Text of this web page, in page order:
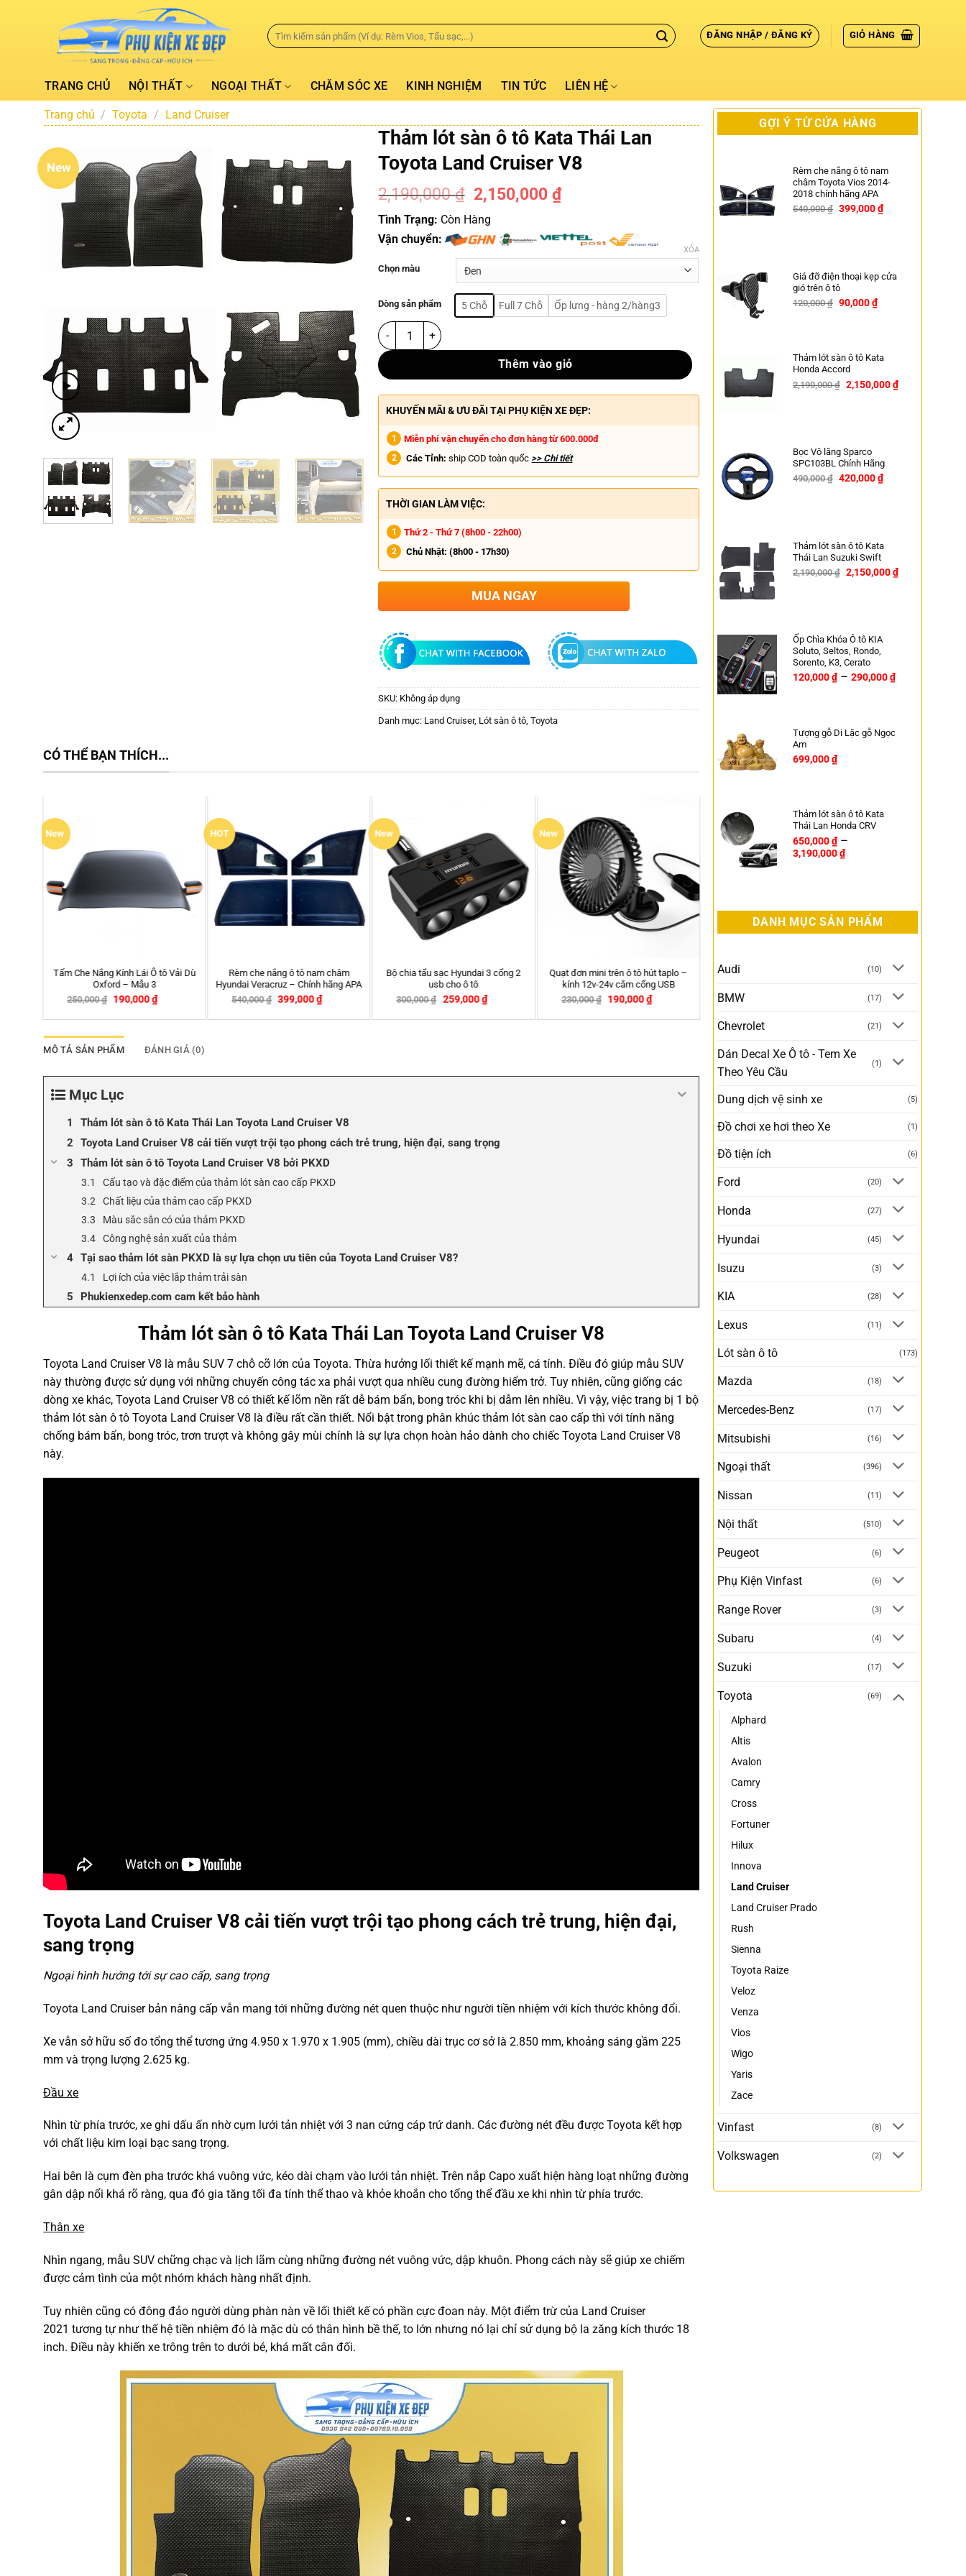
ĐĂNG NHẬP / ĐĂNG KÝ GIỎ HÀNG
TRANG CHỦ NỘI THẤT NGOẠI THẤT CHĂM SÓC XE KINH NGHIỆM TIN TỨC LIÊN HỆ
Trang chủ / Toyota / Land Cruiser
New
Thảm lót sàn ô tô Kata Thái Lan
Toyota Land Cruiser V8
2,190,000₫ 2,150,000₫
Tình Trạng: Còn Hàng
Vận chuyển:
Chọn màu
Dòng sản phẩm 5 Chỗ Full 7 Chỗ Ốp lưng - hàng 2/hàng3
XÓA
Thêm vào giỏ
KHUYẾN MÃI & ƯU ĐÃI TẠI PHỤ KIỆN XE ĐẸP:
Miễn phí vận chuyển cho đơn hàng từ 600.000đ
Các Tỉnh: ship COD toàn quốc >> Chi tiết
THỜI GIAN LÀM VIỆC:
Thứ 2 - Thứ 7 (8h00 - 22h00)
Chủ Nhật: (8h00 - 17h30)
MUA NGAY
SKU: Không áp dụng
Danh mục: Land Cruiser, Lót sàn ô tô ,Toyota
CÓ THỂ BẠN THÍCH...
Rèm che nắng ô tô nam châm
Vinfast E34 – Chính hãng APA
350,000₫ – 399,000₫
Thảm chống nóng taplo xe SUZUKI
260,000₫ –
Rèm che nắng ô tô nam châm
Hyundai Veracruz – Chính hãng APA
₫ 399,000 ₫ -26%
Bộ chia tẩu sạc Hyundai 3 cổng 2
usb cho ô tô
₫ 259,000 ₫ -14%
New
Quạt đơn mini trên ô tô hút taplo –
kính 12v-24v cắm cổng USB
₫ 190,000 ₫ -17%
MÔ TẢ SẢN PHẨM ĐÁNH GIÁ (0)
Mục Lục
Thảm lót sàn ô tô Kata Thái Lan Toyota Land Cruiser V8
Toyota Land Cruiser V8 cải tiến vượt trội tạo phong cách trẻ trung, hiện đại, sang trọng
Thảm lót sàn ô tô Toyota Land Cruiser V8 bởi PKXD
Cấu tạo và đặc điểm của thảm lót sàn cao cấp PKXD
Chất liệu của thảm cao cấp PKXD
Màu sắc sẵn có của thảm PKXD
Công nghệ sản xuất của thảm
Tại sao thảm lót sàn PKXD là sự lựa chọn ưu tiên của Toyota Land Cruiser V8?
Lợi ích của việc lắp thảm trải sàn
Phukienxedep.com cam kết bảo hành
Thảm lót sàn ô tô Kata Thái Lan Toyota Land Cruiser V8
Toyota Land Cruiser V8 là mẫu SUV 7 chỗ cỡ lớn của Toyota. Thừa hưởng lối thiết kế mạnh mẽ, cá tính. Điều đó giúp mẫu SUV
này thường được sử dụng với những chuyến công tác xa phải vượt qua nhiều cung đường hiểm trở. Tuy nhiên, cũng giống các
dòng xe khác, Toyota Land Cruiser V8 có thiết kế lõm nền rất dễ bám bẩn, bong tróc khi bị dẫm lên nhiều. Vì vậy, việc trang bị 1 bộ
thảm lót sàn ô tô Toyota Land Cruiser V8 là điều rất cần thiết. Nổi bật trong phân khúc thảm lót sàn cao cấp thì với tính năng
chống bám bẩn, bong tróc, trơn trượt và không gây mùi chính là sự lựa chọn hoàn hảo dành cho chiếc Toyota Land Cruiser V8
này.
Toyota Land Cruiser V8 cải tiến vượt trội tạo phong cách trẻ trung, hiện đại,
sang trọng
Ngoại hình hướng tới sự cao cấp, sang trọng
Toyota Land Cruiser bản nâng cấp vẫn mang tới những đường nét quen thuộc như người tiền nhiệm với kích thước không đổi.
Xe vẫn sở hữu số đo tổng thể tương ứng 4.950 x 1.970 x 1.905 (mm), chiều dài trục cơ sở là 2.850 mm, khoảng sáng gầm 225
mm và trọng lượng 2.625 kg.
Đầu xe
Nhìn từ phía trước, xe ghi dấu ấn nhờ cụm lưới tản nhiệt với 3 nan cứng cáp trứ danh. Các đường nét đều được Toyota kết hợp
với chất liệu kim loại bạc sang trọng.
Hai bên là cụm đèn pha trước khá vuông vức, kéo dài chạm vào lưới tản nhiệt. Trên nắp Capo xuất hiện hàng loạt những đường
gân dập nổi khá rõ ràng, qua đó gia tăng tối đa tính thể thao và khỏe khoắn cho tổng thể đầu xe khi nhìn từ phía trước.
Thân xe
Nhìn ngang, mẫu SUV chững chạc và lịch lãm cùng những đường nét vuông vức, dập khuôn. Phong cách này sẽ giúp xe chiếm
được cảm tình của một nhóm khách hàng nhất định.
Tuy nhiên cũng có đông đảo người dùng phàn nàn về lối thiết kế có phần cực đoan này. Một điểm trừ của Land Cruiser
2021 tương tự như thế hệ tiền nhiệm đó là mặc dù có thân hình bề thế, to lớn nhưng nó lại chỉ sử dụng bộ la zăng kích thước 18
inch. Điều này khiến xe trông trên to dưới bé, khá mất cân đối.
GỢI Ý TỪ CỬA HÀNG
Rèm che nắng ô tô nam
châm Toyota Vios 2014-
2018 chính hãng APA
540,000₫ 399,000₫
Giá đỡ điện thoại kẹp cửa
gió trên ô tô
120,000₫ 90,000₫
Thảm lót sàn ô tô Kata
Honda Accord
2,190,000₫ 2,150,000₫
Bọc Vô lăng Sparco
SPC103BL Chính Hãng
490,000₫ 420,000₫
Thảm lót sàn ô tô Kata
Thái Lan Suzuki Swift
2,190,000₫ 2,150,000₫
Ốp Chìa Khóa Ô tô KIA
Soluto, Seltos, Rondo,
Sorento, K3, Cerato
120,000₫ – 290,000₫
Tượng gỗ Di Lặc gỗ Ngọc
Am
699,000₫
Thảm lót sàn ô tô Kata
Thái Lan Honda CRV
650,000₫ –
3,190,000₫
DANH MỤC SẢN PHẨM
Audi (10)
BMW (17)
Chevrolet (21)
Dán Decal Xe Ô tô - Tem Xe
Theo Yêu Cầu
(1)
Dung dịch vệ sinh xe (5)
Đồ chơi xe hơi theo Xe (1)
Đồ tiện ích (6)
Ford (20)
Honda (27)
Hyundai (45)
Isuzu (3)
KIA (28)
Lexus (11)
Lót sàn ô tô (173)
Mazda (18)
Mercedes-Benz (17)
Mitsubishi (16)
Ngoại thất (396)
Nissan (11)
Nội thất (510)
Peugeot (6)
Phụ Kiện Vinfast (6)
Range Rover (3)
Subaru (4)
Suzuki (17)
Toyota (69)
Alphard
Altis
Avalon
Camry
Cross
Fortuner
Hilux
Innova
Land Cruiser
Land Cruiser Prado
Rush
Sienna
Toyota Raize
Veloz
Venza
Vios
Wigo
Yaris
Zace
Vinfast (8)
Volkswagen (2)